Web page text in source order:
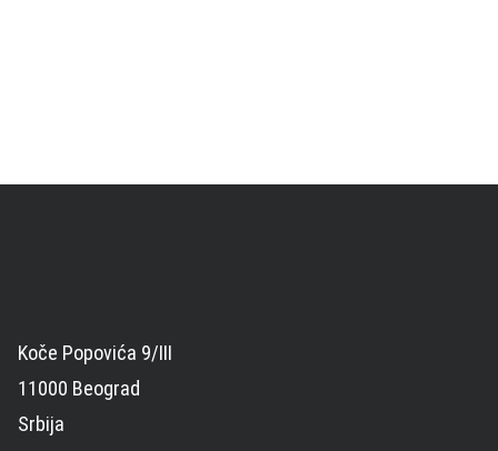
Koče Popovića 9/III
11000 Beograd
Srbija